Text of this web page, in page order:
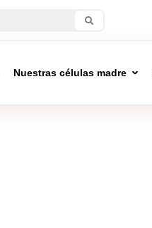
Nuestras células madre